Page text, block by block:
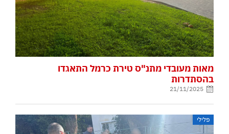
מאות מעובדי מתנ"ס טירת כרמל התאגדו
בהסתדרות
21/11/2025
פלילי